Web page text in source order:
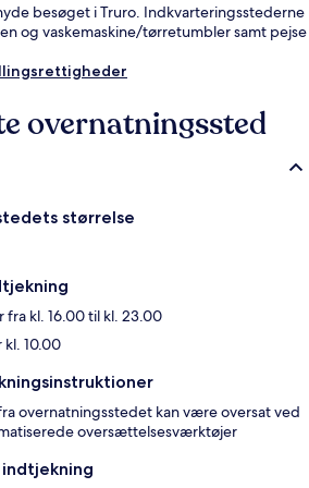
besøget i Truro. Indkvarteringsstederne
og vaskemaskine/tørretumbler samt pejse
overnatningssted
størrelse
fra kl. 16.00 til kl. 23.00
10.00
overnatningsstedet kan være oversat ved
oversættelsesværktøjer